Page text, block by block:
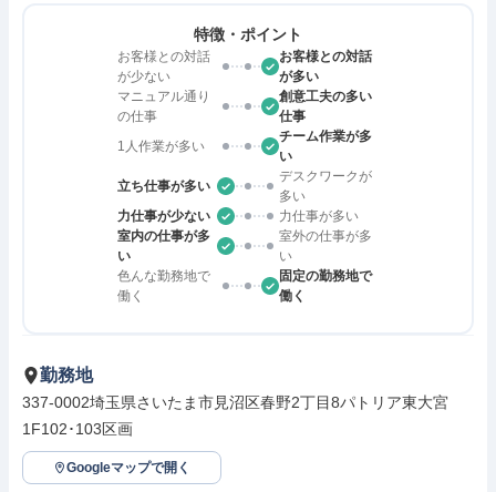
特徴・ポイント
お客様との対話
が少ない
お客様との対話
が多い
マニュアル通り
の仕事
創意工夫の多い
仕事
1人作業が多い
チーム作業が多
い
立ち仕事が多い
デスクワークが
多い
力仕事が少ない
力仕事が多い
室内の仕事が多
い
室外の仕事が多
い
色んな勤務地で
働く
固定の勤務地で
働く
勤務地
337-0002埼玉県さいたま市見沼区春野2丁目8パトリア東大宮
1F102･103区画
Googleマップで開く